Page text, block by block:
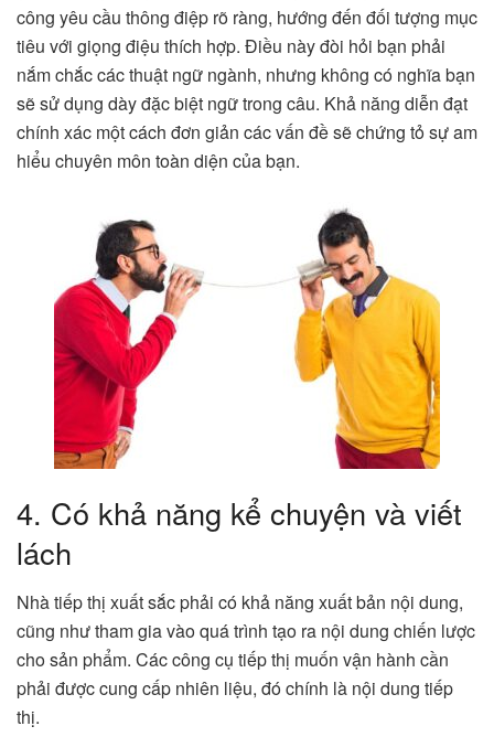
công yêu cầu thông điệp rõ ràng, hướng đến đối tượng mục
tiêu với giọng điệu thích hợp. Điều này đòi hỏi bạn phải
nắm chắc các thuật ngữ ngành, nhưng không có nghĩa bạn
sẽ sử dụng dày đặc biệt ngữ trong câu. Khả năng diễn đạt
chính xác một cách đơn giản các vấn đề sẽ chứng tỏ sự am
hiểu chuyên môn toàn diện của bạn.
4. Có khả năng kể chuyện và viết
lách
Nhà tiếp thị xuất sắc phải có khả năng xuất bản nội dung,
cũng như tham gia vào quá trình tạo ra nội dung chiến lược
cho sản phẩm. Các công cụ tiếp thị muốn vận hành cần
phải được cung cấp nhiên liệu, đó chính là nội dung tiếp
thị.